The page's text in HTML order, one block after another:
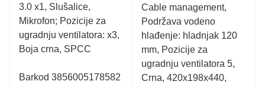
3.0 x1, Slušalice,
Mikrofon; Pozicije za
ugradnju ventilatora: x3,
Boja crna, SPCC
Barkod 3856005178582
Cable management,
Podržava vodeno
hlađenje: hladnjak 120
mm, Pozicije za
ugradnju ventilatora 5,
Crna, 420x198x440,